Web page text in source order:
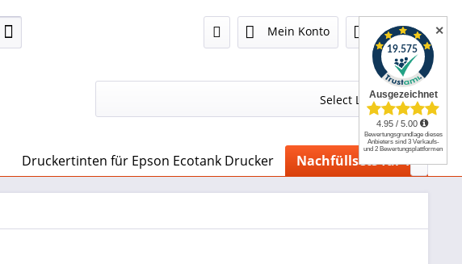
Mein Konto 0,00 €
Select Language▼
Druckertinten für Epson Ecotank Drucker Nachfüllsets für 
✕